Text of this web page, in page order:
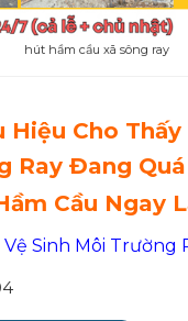
hút hầm cầu xã sông ray
Hiệu Cho Thấy
Ray Đang
Cầu Ngay
Sinh Môi Trường